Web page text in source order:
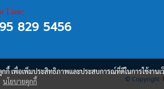
Line:
829 5456
© Copyright
กกี้ เพื่อเพิ่มประสิทธิภาพและประสบการณ์ที่ดีในการใช้งาน
นโยบายคุกกี้